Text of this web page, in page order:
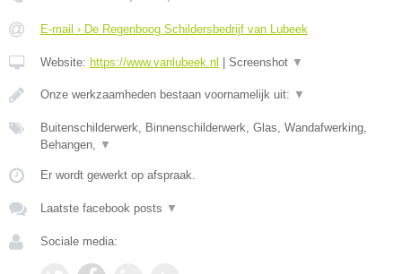
E-mail › De Regenboog Schildersbedrijf van Lubeek
Website: https://www.vanlubeek.nl Screenshot ▼
Onze werkzaamheden bestaan voornamelijk uit: ▼
Buitenschilderwerk, Binnenschilderwerk, Glas, Wandafwerking,
Behangen, ▼
Er wordt gewerkt op afspraak.
Laatste facebook posts ▼
Sociale media: